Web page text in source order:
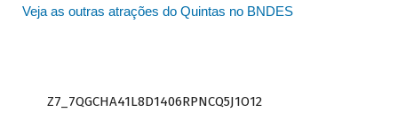
Veja as outras atrações do Quintas no BNDES
Z7_7QGCHA41L8D1406RPNCQ5J1O12